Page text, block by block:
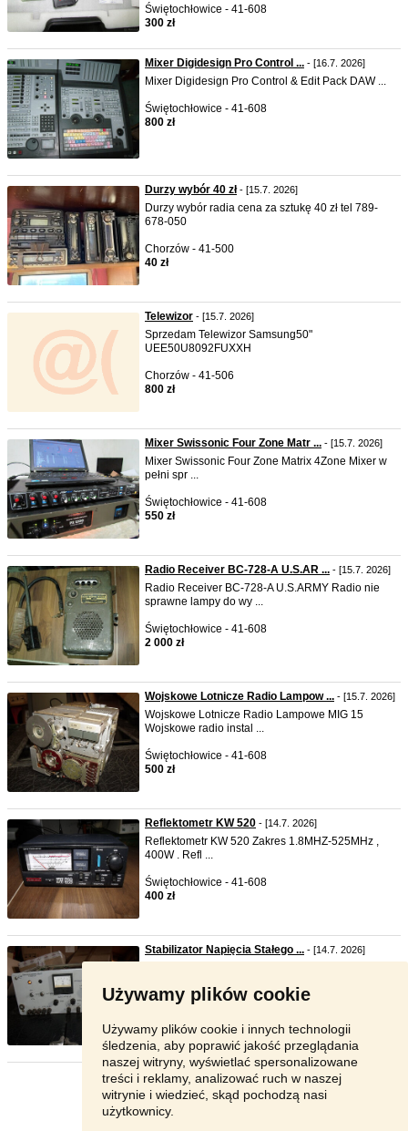
Używamy plików cookie
Używamy plików cookie i innych technologii
śledzenia, aby poprawić jakość przeglądania
naszej witryny, wyświetlać spersonalizowane
treści i reklamy, analizować ruch w naszej
witrynie i wiedzieć, skąd pochodzą nasi
użytkownicy.
Świętochłowice - 41-608
300 zł
Mixer Digidesign Pro Control ... - [16.7. 2026]
Mixer Digidesign Pro Control & Edit Pack DAW ...
Świętochłowice - 41-608
800 zł
Durzy wybór 40 zł- [15.7. 2026]
Durzy wybór radia cena za sztukę 40 zł tel 789-
678-050
Chorzów - 41-500
40 zł
Telewizor - [15.7. 2026]
Sprzedam Telewizor Samsung50"
UEE50U8092FUXXH
Chorzów - 41-506
800 zł
Mixer Swissonic Four Zone Matr ... - [15.7. 2026]
Mixer Swissonic Four Zone Matrix 4Zone Mixer w
pełni spr ...
Świętochłowice - 41-608
550 zł
Radio Receiver BC-728-A U.S.AR ... - [15.7. 2026]
Radio Receiver BC-728-A U.S.ARMY Radio nie
sprawne lampy do wy ...
Świętochłowice - 41-608
2 000 zł
Wojskowe Lotnicze Radio Lampow ... - [15.7. 2026]
Wojskowe Lotnicze Radio Lampowe MIG 15
Wojskowe radio instal ...
Świętochłowice - 41-608
500 zł
Reflektometr KW 520 - [14.7. 2026]
Reflektometr KW 520 Zakres 1.8MHZ-525MHz ,
400W . Refl ...
Świętochłowice - 41-608
400 zł
Stabilizator Napięcia Stałego ... - [14.7. 2026]
500 zł
Strona: 1 2 Następna